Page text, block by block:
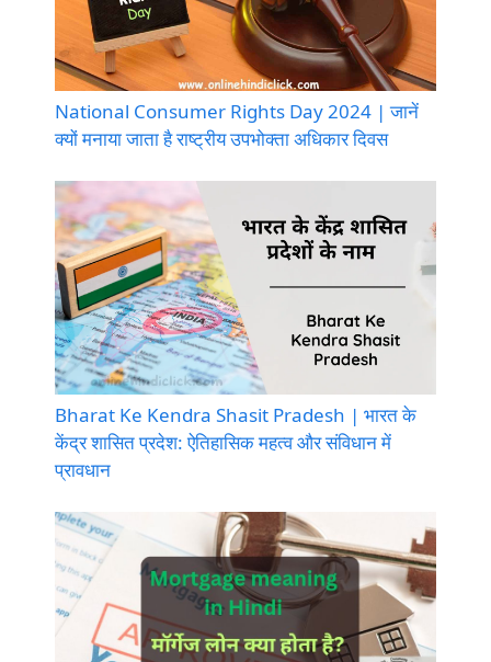
National Consumer Rights Day 2024 | जानें
क्यों मनाया जाता है राष्ट्रीय उपभोक्ता अधिकार दिवस
Bharat Ke Kendra Shasit Pradesh | भारत के
केंद्र शासित प्रदेश: ऐतिहासिक महत्व और संविधान में
प्रावधान